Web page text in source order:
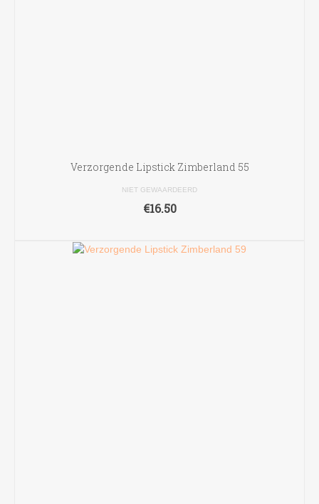
Verzorgende Lipstick Zimberland 55
NIET GEWAARDEERD
€16.50